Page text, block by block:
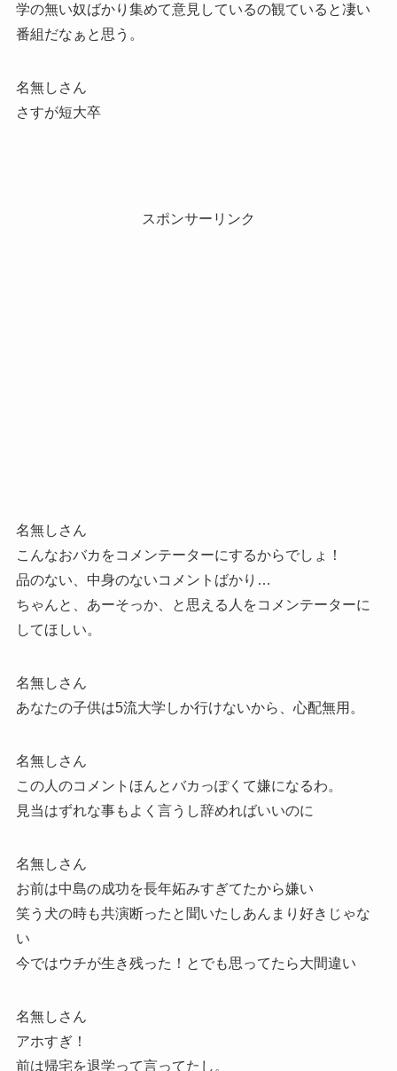
学の無い奴ばかり集めて意見しているの観ていると凄い
番組だなぁと思う。
名無しさん
さすが短大卒
スポンサーリンク
名無しさん
こんなおバカをコメンテーターにするからでしょ！
品のない、中身のないコメントばかり…
ちゃんと、あーそっか、と思える人をコメンテーターに
してほしい。
名無しさん
あなたの子供は5流大学しか行けないから、心配無用。
名無しさん
この人のコメントほんとバカっぽくて嫌になるわ。
見当はずれな事もよく言うし辞めればいいのに
名無しさん
お前は中島の成功を長年妬みすぎてたから嫌い
笑う犬の時も共演断ったと聞いたしあんまり好きじゃな
い
今ではウチが生き残った！とでも思ってたら大間違い
名無しさん
アホすぎ！
前は帰宅を退学って言ってたし。